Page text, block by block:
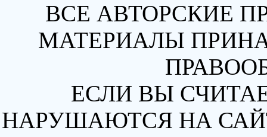
ВСЕ АВТОРСКИЕ
МАТЕРИАЛЫ
ЕСЛИ ВЫ
НАРУШАЮТСЯ НА